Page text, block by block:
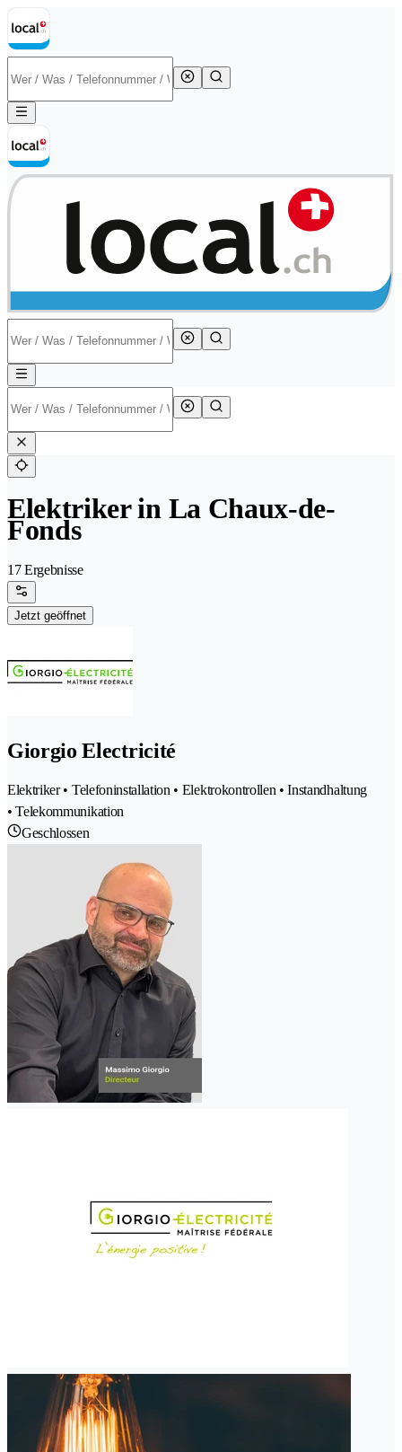
Elektriker in La Chaux-de-
Fonds
17 Ergebnisse
Jetzt geöffnet
Giorgio Electricité
Elektriker • Telefoninstallation • Elektrokontrollen • Instandhaltung
• Telekommunikation
Geschlossen